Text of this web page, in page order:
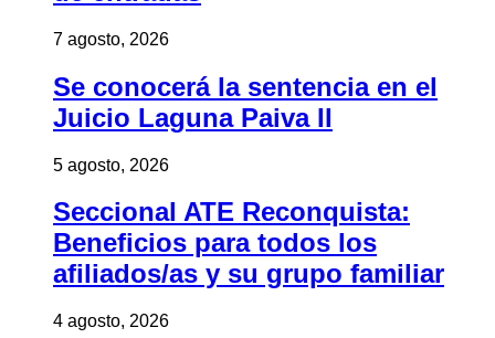
7 agosto, 2026
Se conocerá la sentencia en el
Juicio Laguna Paiva II
5 agosto, 2026
Seccional ATE Reconquista:
Beneficios para todos los
afiliados/as y su grupo familiar
4 agosto, 2026